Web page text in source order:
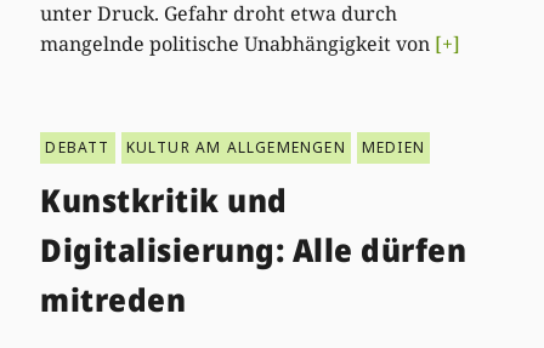
unter Druck. Gefahr droht etwa durch
mangelnde politische Unabhängigkeit von [+]
DEBATT KULTUR AM ALLGEMENGEN MEDIEN
Kunstkritik und
Digitalisierung: Alle dürfen
mitreden